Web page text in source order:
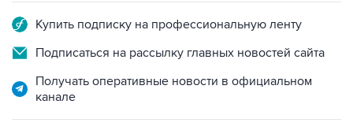
Купить подписку на профессиональную ленту
Подписаться на рассылку главных новостей сайта
Получать оперативные новости в официальном
канале